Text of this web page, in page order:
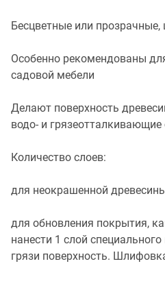
Бесцветные или
Особенно рекомендованы
садовой мебели
Делают поверхность
водо- и грязеотталкивающие
Количество слоев:
для неокрашенной
для обновления покрытия,
нанести 1 слой
грязи поверхность.